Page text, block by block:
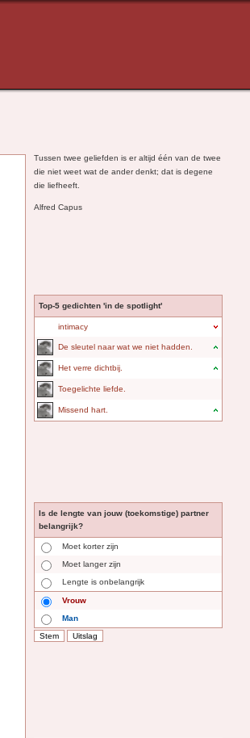
Tussen twee geliefden is er altijd één van de twee
die niet weet wat de ander denkt; dat is degene
die liefheeft.
Alfred Capus
Top-5 gedichten 'in de spotlight'
intimacy
De sleutel naar wat we niet hadden.
Het verre dichtbij.
Toegelichte liefde.
Missend hart.
Is de lengte van jouw (toekomstige) partner
belangrijk?
Moet korter zijn
Moet langer zijn
Lengte is onbelangrijk
Vrouw
Man